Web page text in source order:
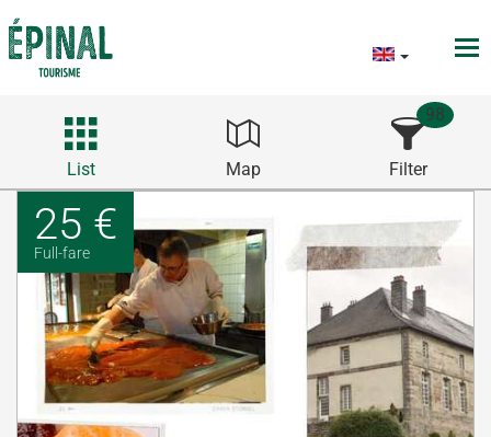
List Map Filter
98
25 €
Full-fare